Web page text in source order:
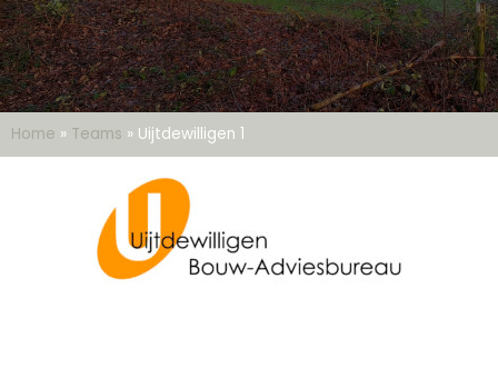
Home » Teams » Uijtdewilligen 1